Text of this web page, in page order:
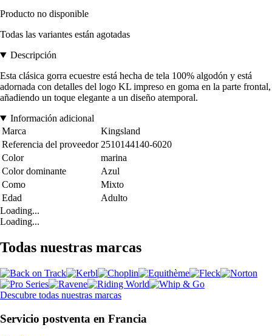
Producto no disponible
Todas las variantes están agotadas
Descripción
Esta clásica gorra ecuestre está hecha de tela 100% algodón y está
adornada con detalles del logo KL impreso en goma en la parte frontal,
añadiendo un toque elegante a un diseño atemporal.
Información adicional
Marca
Kingsland
Referencia del proveedor 2510144140-6020
Color
marina
Color dominante
Azul
Como
Mixto
Edad
Adulto
Loading...
Loading...
Todas nuestras marcas
Descubre todas nuestras marcas
Servicio postventa en Francia